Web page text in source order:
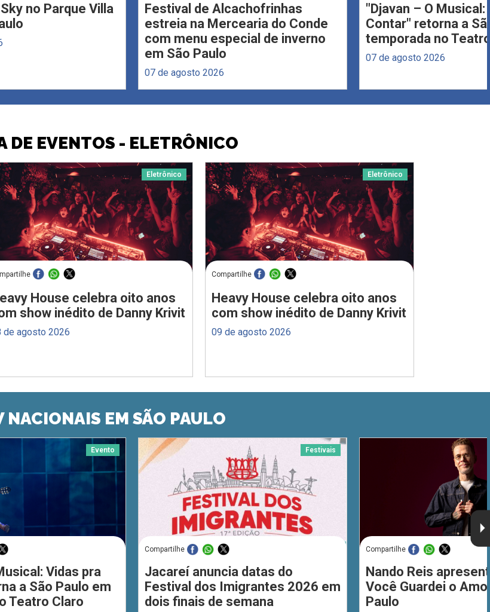
no Parque Villa
Festival de Alcachofrinhas
estreia na Mercearia do Conde
com menu especial de inverno
em São Paulo
07 de agosto 2026
"Djavan – O Musical:
Contar" retorna a
temporada no
07 de agosto 2026
DE EVENTOS - ELETRÔNICO
Eletrônico
House celebra oito anos
show inédito de Danny Krivit
de agosto 2026
Eletrônico
Compartilhe
Heavy House celebra oito anos
com show inédito de Danny Krivit
09 de agosto 2026
NACIONAIS EM SÃO PAULO
Evento
Vidas pra
a São Paulo em
Teatro Claro
Festivais
Compartilhe
Jacareí anuncia datas do
Festival dos Imigrantes 2026 em
dois finais de semana
Compartilhe
Nando Reis
Você Guardei o
Paulo